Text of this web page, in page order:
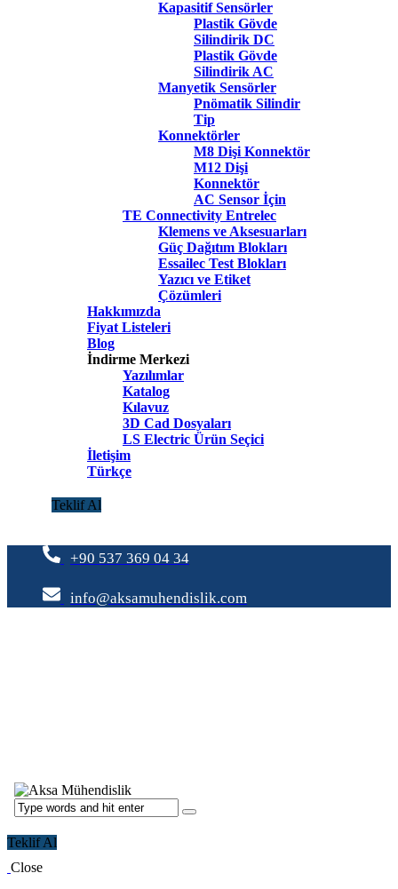
Kapasitif Sensörler
Plastik Gövde
Silindirik DC
Plastik Gövde
Silindirik AC
Manyetik Sensörler
Pnömatik Silindir
Tip
Konnektörler
M8 Dişi Konnektör
M12 Dişi
Konnektör
AC Sensor İçin
TE Connectivity Entrelec
Klemens ve Aksesuarları
Güç Dağıtım Blokları
Essailec Test Blokları
Yazıcı ve Etiket
Çözümleri
Hakkımızda
Fiyat Listeleri
Blog
İndirme Merkezi
Yazılımlar
Katalog
Kılavuz
3D Cad Dosyaları
LS Electric Ürün Seçici
İletişim
Türkçe
Teklif Al
+90 537 369 04 34
info@aksamuhendislik.com
Teklif Al
Close